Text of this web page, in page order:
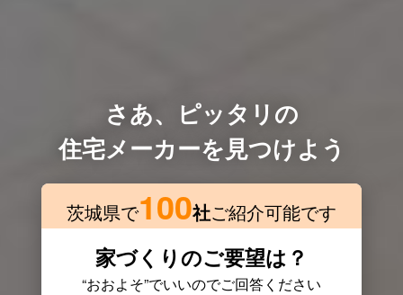
さあ、ピッタリの
住宅メーカーを見つけよう
茨城県で100社ご紹介可能です
家づくりのご要望は？
“おおよそ”でいいのでご回答ください